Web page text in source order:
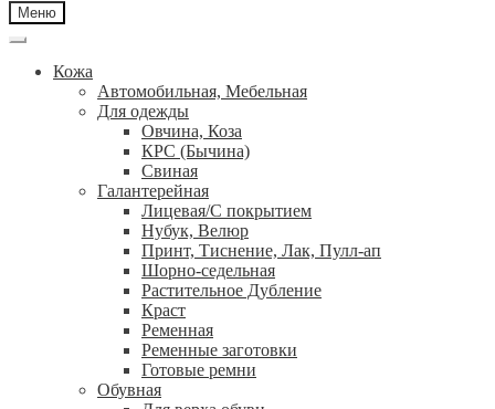
Меню
Кожа
Автомобильная, Мебельная
Для одежды
Овчина, Коза
КРС (Бычина)
Свиная
Галантерейная
Лицевая/С покрытием
Нубук, Велюр
Принт, Тиснение, Лак, Пулл-ап
Шорно-седельная
Растительное Дубление
Краст
Ременная
Ременные заготовки
Готовые ремни
Обувная